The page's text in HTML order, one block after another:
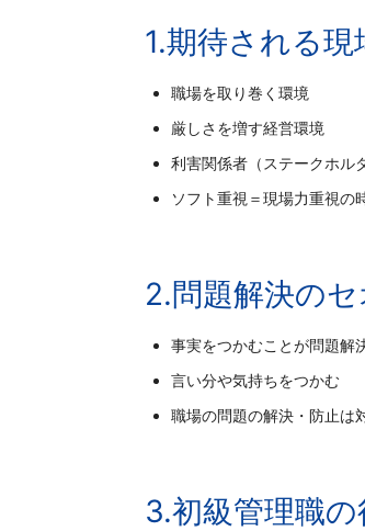
1.期待される現
職場を取り巻く環境
厳しさを増す経営環境
利害関係者（ステークホル
ソフト重視＝現場力重視の
2.問題解決の
事実をつかむことが問題解
言い分や気持ちをつかむ
職場の問題の解決・防止は
3.初級管理職